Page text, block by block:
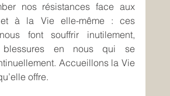
nos résistances face aux
et à la Vie elle-même : ces
font souffrir inutilement,
en nous qui se
Accueillons la Vie
offre.